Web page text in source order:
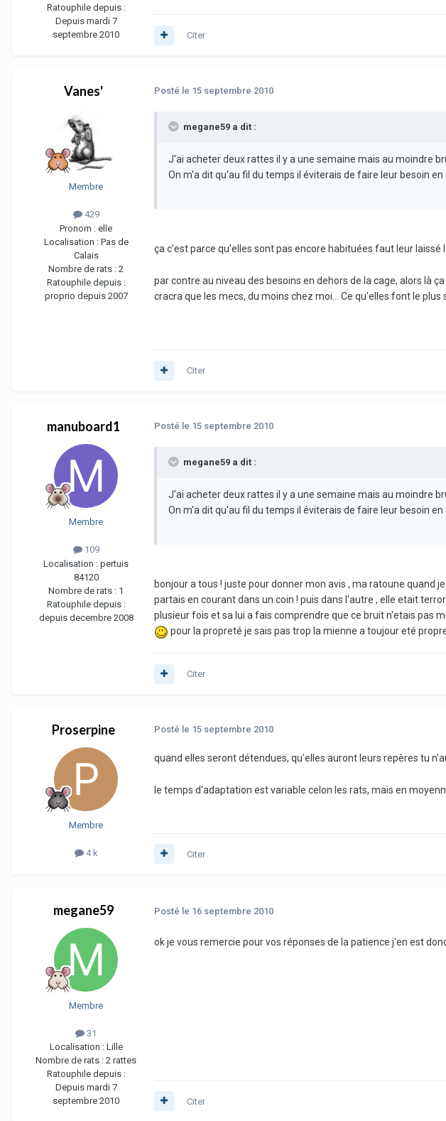
Ratouphile depuis :
Depuis mardi 7
septembre 2010
Citer
Vanes'
Membre
429
Pronom : elle
Localisation : Pas de
Calais
Nombre de rats : 2
Ratouphile depuis :
proprio depuis 2007
Posté le 15 septembre 2010
megane59 a dit :
J'ai acheter deux rattes il y a une semaine mais au moindre
On m'a dit qu'au fil du temps il éviterais de faire leur besoin
ça c'est parce qu'elles sont pas encore habituées faut leur laissé
par contre au niveau des besoins en dehors de la cage, alors là
cracra que les mecs, du moins chez moi... Ce qu'elles font le
Citer
manuboard1
Membre
109
Localisation : pertuis
84120
Nombre de rats : 1
Ratouphile depuis :
depuis decembre 2008
Posté le 15 septembre 2010
megane59 a dit :
J'ai acheter deux rattes il y a une semaine mais au moindre
On m'a dit qu'au fil du temps il éviterais de faire leur besoin
bonjour a tous ! juste pour donner mon avis , ma ratoune quand
partais en courant dans un coin ! puis dans l'autre , elle etait
plusieur fois et sa lui a fais comprendre que ce bruit n'etais pas
pour la propreté je sais pas trop la mienne a toujour eté
Citer
Proserpine
Membre
4 k
Posté le 15 septembre 2010
quand elles seront détendues, qu'elles auront leurs repères tu
le temps d'adaptation est variable celon les rats, mais en
Citer
megane59
Membre
31
Localisation : Lille
Nombre de rats : 2 rattes
Ratouphile depuis :
Depuis mardi 7
septembre 2010
Posté le 16 septembre 2010
ok je vous remercie pour vos réponses de la patience j'en est
Citer